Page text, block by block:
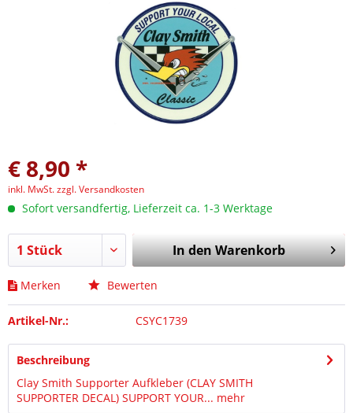
€ 8,90 *
inkl. MwSt.zzgl. Versandkosten
Sofort versandfertig, Lieferzeit ca. 1-3 Werktage
In denWarenkorb
Merken Bewerten
Artikel-Nr.: CSYC1739
Beschreibung
Clay Smith Supporter Aufkleber (CLAY SMITH
SUPPORTER DECAL) SUPPORT YOUR... mehr